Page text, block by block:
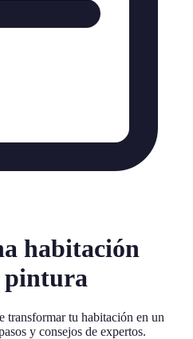
habitación
pintura
transformar tu habitación en un
y consejos de expertos.